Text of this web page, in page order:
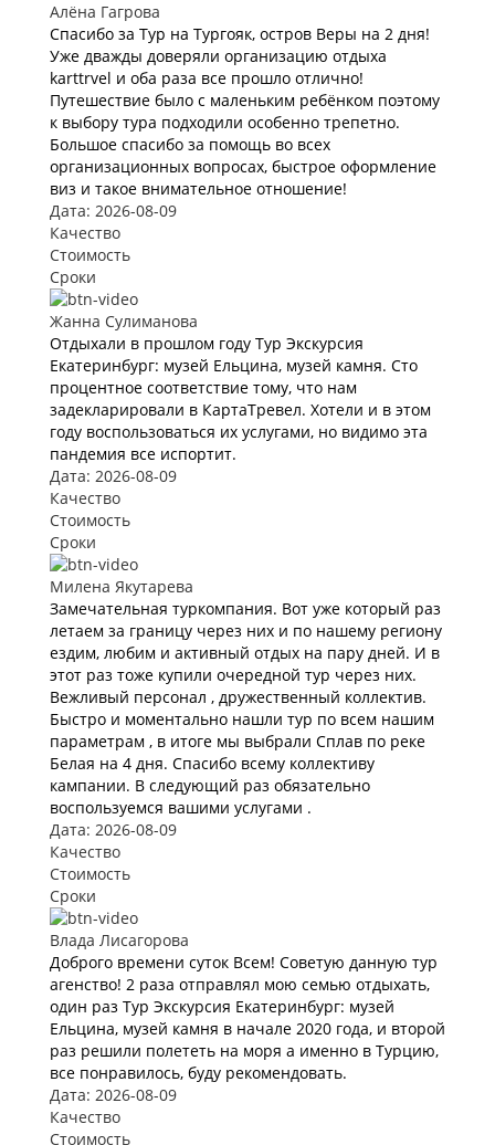
Алёна Гагрова
Спасибо за Тур на Тургояк, остров Веры на 2 дня!
Уже дважды доверяли организацию отдыха
karttrvel и оба раза все прошло отлично!
Путешествие было с маленьким ребёнком поэтому
к выбору тура подходили особенно трепетно.
Большое спасибо за помощь во всех
организационных вопросах, быстрое оформление
виз и такое внимательное отношение!
Дата: 2026-08-09
Качество
Стоимость
Сроки
Жанна Сулиманова
Отдыхали в прошлом году Тур Экскурсия
Екатеринбург: музей Ельцина, музей камня. Сто
процентное соответствие тому, что нам
задекларировали в КартаТревел. Хотели и в этом
году воспользоваться их услугами, но видимо эта
пандемия все испортит.
Дата: 2026-08-09
Качество
Стоимость
Сроки
Милена Якутарева
Замечательная туркомпания. Вот уже который раз
летаем за границу через них и по нашему региону
ездим, любим и активный отдых на пару дней. И в
этот раз тоже купили очередной тур через них.
Вежливый персонал , дружественный коллектив.
Быстро и моментально нашли тур по всем нашим
параметрам , в итоге мы выбрали Сплав по реке
Белая на 4 дня. Спасибо всему коллективу
кампании. В следующий раз обязательно
воспользуемся вашими услугами .
Дата: 2026-08-09
Качество
Стоимость
Сроки
Влада Лисагорова
Доброго времени суток Всем! Советую данную тур
агенство! 2 раза отправлял мою семью отдыхать,
один раз Тур Экскурсия Екатеринбург: музей
Ельцина, музей камня в начале 2020 года, и второй
раз решили полететь на моря а именно в Турцию,
все понравилось, буду рекомендовать.
Дата: 2026-08-09
Качество
Стоимость